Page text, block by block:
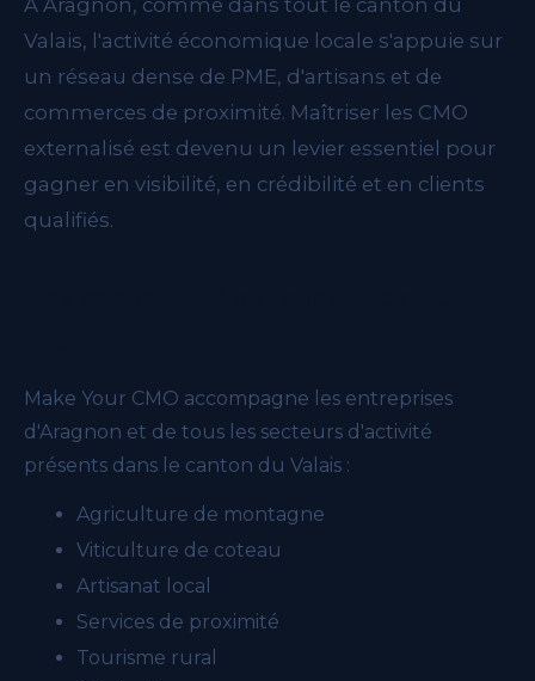
À Aragnon, comme dans tout le canton du
Valais, l'activité économique locale s'appuie sur
un réseau dense de PME, d'artisans et de
commerces de proximité. Maîtriser les CMO
externalisé est devenu un levier essentiel pour
gagner en visibilité, en crédibilité et en clients
qualifiés.
Make Your CMO accompagne les entreprises
d'Aragnon et de tous les secteurs d'activité
présents dans le canton du Valais :
Agriculture de montagne
Viticulture de coteau
Artisanat local
Services de proximité
Tourisme rural